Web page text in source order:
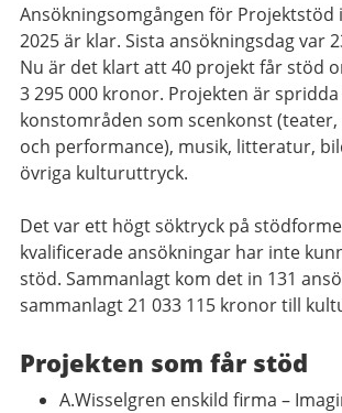
Ansökningsomgången för Projektstöd
2025 är klar. Sista ansökningsdag var
Nu är det klart att 40 projekt får stöd
3 295 000 kronor. Projekten är
konstområden som scenkonst (teater,
och performance), musik, litteratur,
övriga kulturuttryck.
Det var ett högt söktryck på
kvalificerade ansökningar har inte
stöd. Sammanlagt kom det in 131
sammanlagt 21 033 115 kronor till
Projekten som får stöd
A.Wisselgren enskild firma –